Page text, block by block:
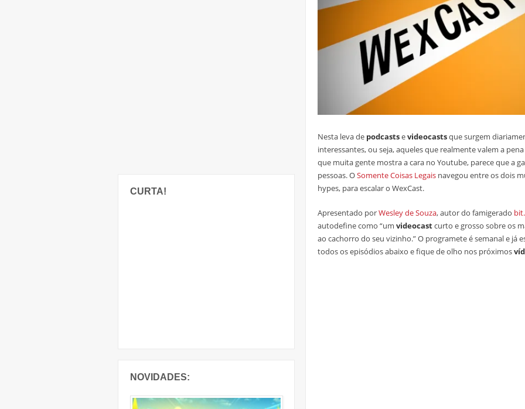
CURTA!
NOVIDADES:
Nesta leva de podcastsevideocastsque surgem
interessantes, ou seja, aqueles que realmente valem a
que muita gente mostra a cara no Youtube, parece que a
pessoas. OSomente Coisas Legais navegou entre os dois
hypes, para escalar o WexCast.
Apresentado porWesley de Souza, autor do famigerado
autodefine como “um videocastcurto e grosso sobre os
ao cachorro do seu vizinho.” O programete é semanal e já
todos os episódios abaixo e fique de olho nos próximos